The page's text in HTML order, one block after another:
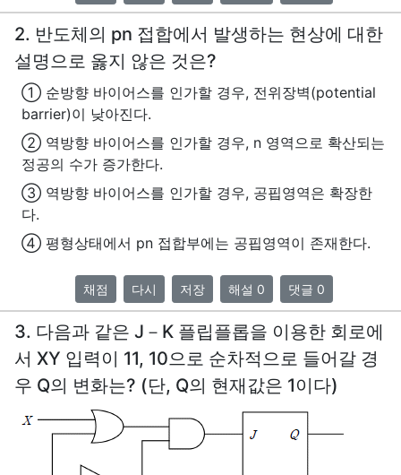
2. 반도체의 pn 접합에서 발생하는 현상에 대한
설명으로 옳지 않은 것은?
① 순방향 바이어스를 인가할 경우, 전위장벽(potential
barrier)이 낮아진다.
② 역방향 바이어스를 인가할 경우, n 영역으로 확산되는
정공의 수가 증가한다.
③ 역방향 바이어스를 인가할 경우, 공핍영역은 확장한
다.
④ 평형상태에서 pn 접합부에는 공핍영역이 존재한다.
채점 다시 저장 해설 0 댓글 0
3. 다음과 같은 J－K 플립플롭을 이용한 회로에
서 XY 입력이 11, 10으로 순차적으로 들어갈 경
우 Q의 변화는? (단, Q의 현재값은 1이다)